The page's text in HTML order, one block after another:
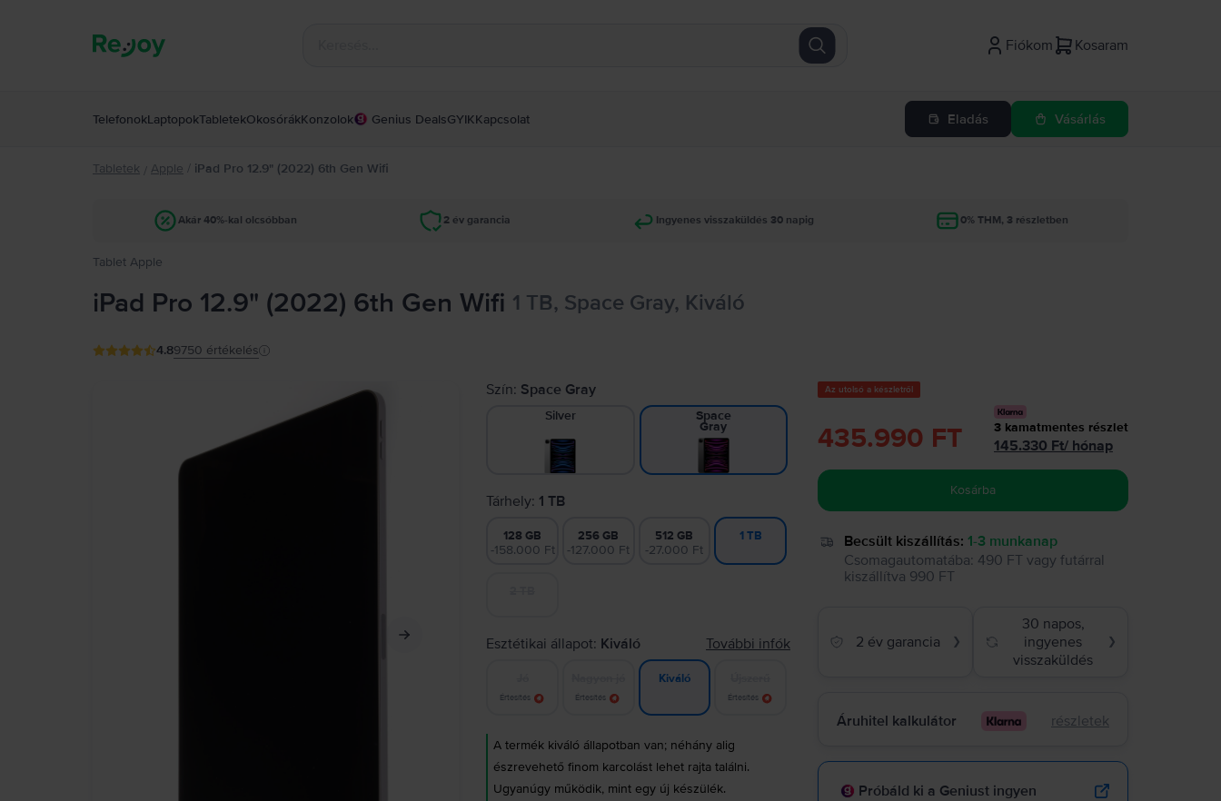
Fiókom Kosaram
TelefonokLaptopokTabletekOkosórákKonzolok Genius DealsGYIKKapcsolat Eladás Vásárlás
Tabletek / Apple / iPad Pro 12.9" (2022) 6th Gen Wifi
Akár 40%-kal olcsóbban 2 év garancia Ingyenes visszaküldés 30 napig 0% THM, 3 részletben
Tablet Apple
iPad Pro 12.9" (2022) 6th Gen Wifi 1 TB, Space Gray, Kiváló
4.89750 értékelés
Szín: Space Gray
Silver Space
Gray
Tárhely: 1 TB
128 GB
-158.000 Ft
256 GB
-127.000 Ft
512 GB
-27.000 Ft
1 TB
Esztétikai állapot: Kiváló További infók
Értesítés Értesítés
Kiváló
Értesítés
A termék kiváló állapotban van; néhány alig
észrevehető finom karcolást lehet rajta találni.
Ugyanúgy működik, mint egy új készülék.
Az utolsó a készletről
435.990 FT 3 kamatmentes részlet
145.330 Ft/ hónap
Kosárba
Becsült kiszállítás: 1-3 munkanap
Csomagautomatába: 490 FT vagy futárral
kiszállítva 990 FT
2 év garancia ❯
30 napos,
ingyenes
visszaküldés
❯
Áruhitel kalkulátor részletek
Próbáld ki a Geniust ingyen